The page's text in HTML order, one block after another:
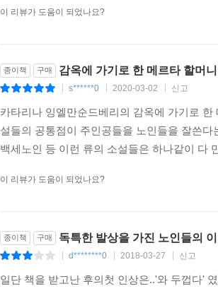
이 리뷰가 도움이 되었나요?
종이책 구매 감옥에 가기로 한 메르타 할머니
s******0 2020-03-02 신고
카타리나 잉엘만순드베리의 감옥에 가기로
설들의 공통점이 주인공들을 노인들을 잘쓴
백세노인 등 이런 류의 소설들은 하나같이 다
이 리뷰가 도움이 되었나요?
종이책 구매 독특한 발상을 가진 노인들의
d********0 2018-03-27 신고
일단 책을 받고난 후의첫 인상은..'와 두껍다'